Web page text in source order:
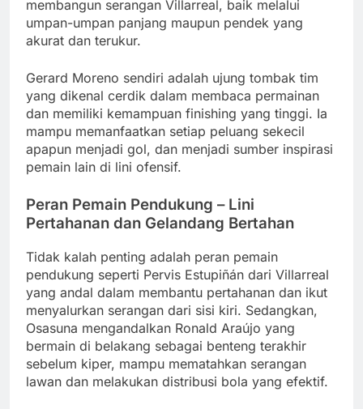
membangun serangan Villarreal, baik melalui
umpan-umpan panjang maupun pendek yang
akurat dan terukur.
Gerard Moreno sendiri adalah ujung tombak tim
yang dikenal cerdik dalam membaca permainan
dan memiliki kemampuan finishing yang tinggi. Ia
mampu memanfaatkan setiap peluang sekecil
apapun menjadi gol, dan menjadi sumber inspirasi
pemain lain di lini ofensif.
Peran Pemain Pendukung – Lini
Pertahanan dan Gelandang Bertahan
Tidak kalah penting adalah peran pemain
pendukung seperti Pervis Estupiñán dari Villarreal
yang andal dalam membantu pertahanan dan ikut
menyalurkan serangan dari sisi kiri. Sedangkan,
Osasuna mengandalkan Ronald Araújo yang
bermain di belakang sebagai benteng terakhir
sebelum kiper, mampu mematahkan serangan
lawan dan melakukan distribusi bola yang efektif.